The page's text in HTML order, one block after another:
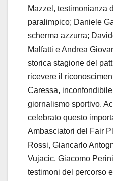
Mazzel, testimonianza
paralimpico; Daniele
scherma azzurra;
Malfatti e Andrea
storica stagione del
ricevere il
Caressa,
giornalismo sportivo.
celebrato questo
Ambasciatori del Fair
Rossi, Giancarlo
Vujacic, Giacomo
testimoni del percorso